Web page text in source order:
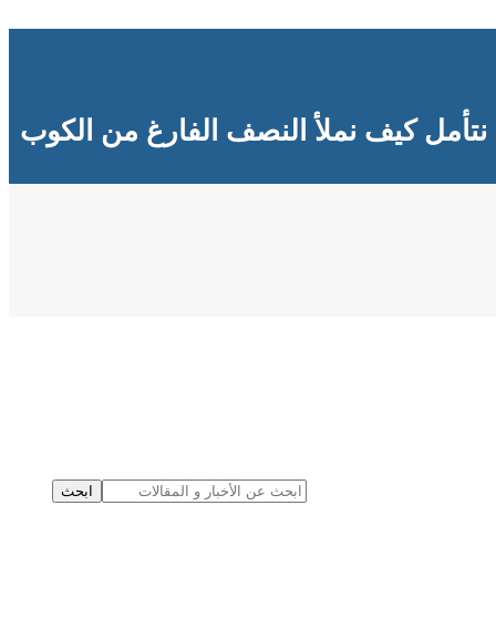
نتأمل كيف نملأ النصف الفارغ من الكوب